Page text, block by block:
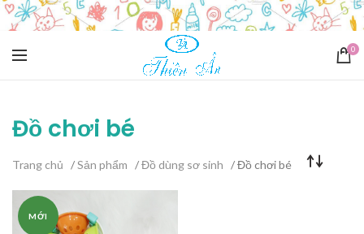
0
Đồ chơi bé
Trang chủ /Sản phẩm /Đồ dùng sơ sinh / Đồ chơi bé
MỚI